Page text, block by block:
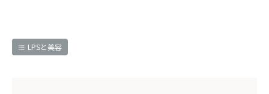
LPSと美容